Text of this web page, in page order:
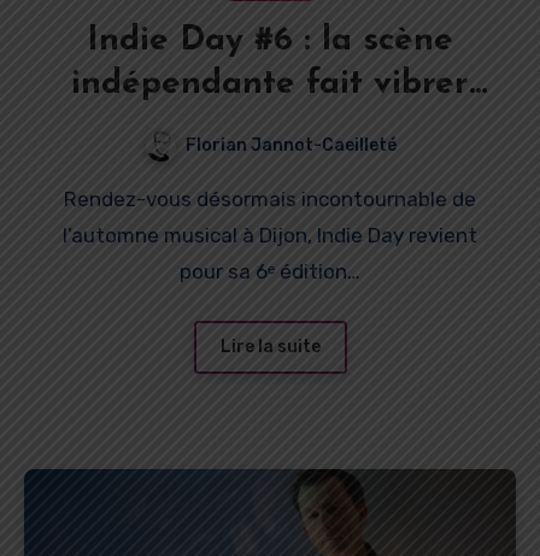
Indie Day #6 : la scène
indépendante fait vibrer
l’automne dijonnais
Florian Jannot-Caeilleté
Rendez-vous désormais incontournable de
l’automne musical à Dijon, Indie Day revient
pour sa 6ᵉ édition…
Lire la suite